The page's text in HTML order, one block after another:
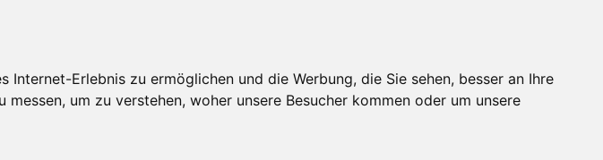
Erlebnis zu ermöglichen und die Werbung, die Sie sehen, besser an Ihre
um zu verstehen, woher unsere Besucher kommen oder um unsere